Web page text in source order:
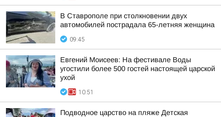
В Ставрополе при столкновении двух
автомобилей пострадала 65-летняя женщина
09:45
Евгений Моисеев: На фестивале Воды
угостили более 500 гостей настоящей царской
ухой
10:51
Подводное царство на пляже Детская